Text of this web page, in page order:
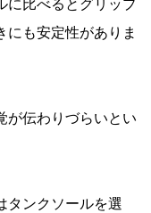
に比べるとグリップ
にも安定性がありま
が伝わりづらいとい
タンクソールを選